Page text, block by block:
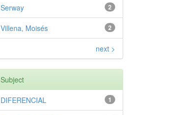
2
Serway
2
Villena, Moisés
next >
Subject
1
DIFERENCIAL